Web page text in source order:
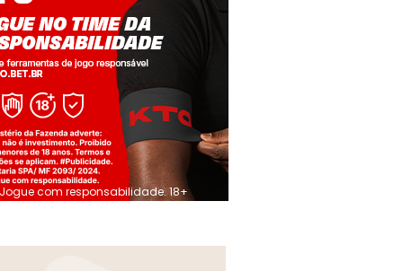
Jogue com responsabilidade. 18+